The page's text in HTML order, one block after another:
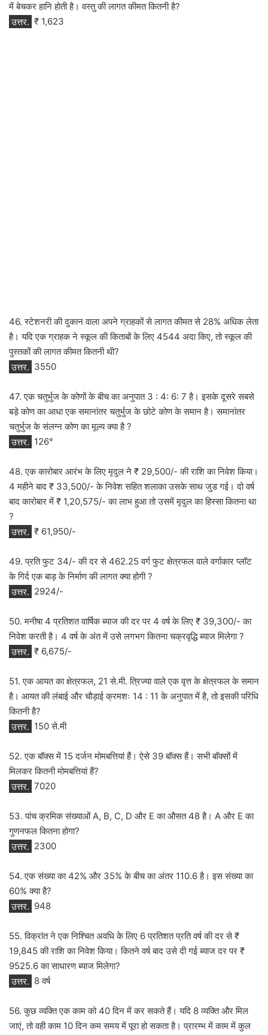
में बेचकर हानि होती है। वस्तु की लागत कीमत कितनी है?
उत्तर. ₹ 1,623
46. स्टेशनरी की दुकान वाला अपने ग्राहकों से लागत कीमत से 28% अधिक लेता
है। यदि एक ग्राहक ने स्कूल की किताबों के लिए 4544 अदा किए, तो स्कूल की
पुस्तकों की लागत कीमत कितनी थी?
उत्तर. 3550
47. एक चतुर्भुज के कोणों के बीच का अनुपात 3 : 4: 6: 7 है। इसके दूसरे सबसे
बड़े कोण का आधा एक समानांतर चतुर्भुज के छोटे कोण के समान है। समानांतर
चतुर्भुज के संलग्न कोण का मूल्य क्या है ?
उत्तर. 126°
48. एक कारोबार आरंभ के लिए मृदुल ने ₹ 29,500/- की राशि का निवेश किया।
4 महीने बाद ₹ 33,500/- के निवेश सहित शलाका उसके साथ जुड गई। दो वर्ष
बाद कारोबार में ₹ 1,20,575/- का लाभ हुआ तो उसमें मृदुल का हिस्सा कितना था
?
उत्तर. ₹ 61,950/-
49. प्रति फुट 34/- की दर से 462.25 वर्ग फुट क्षेत्रफल वाले वर्गाकार प्लॉट
के गिर्द एक बाड़ के निर्माण की लागत क्या होगी ?
उत्तर. 2924/-
50. मनीषा 4 प्रतिशत वार्षिक ब्याज की दर पर 4 वर्ष के लिए ₹ 39,300/- का
निवेश करती है। 4 वर्ष के अंत में उसे लगभग कितना चक्रवृद्धि ब्याज मिलेगा ?
उत्तर. ₹ 6,675/-
51. एक आयत का क्षेत्रफल, 21 से.मी. त्रिज्या वाले एक वृत्त के क्षेत्रफल के समान
है। आयत की लंबाई और चौड़ाई क्रमशः 14 : 11 के अनुपात में है, तो इसकी परिधि
कितनी है?
उत्तर. 150 से.मी
52. एक बॉक्स में 15 दर्जन मोमबत्तियां हैं। ऐसे 39 बॉक्स हैं। सभी बॉक्सों में
मिलकर कितनी मोमबत्तियां हैं?
उत्तर. 7020
53. पांच क्रमिक संख्याओं A, B, C, D और E का औसत 48 है। A और E का
गुणनफल कितना होगा?
उत्तर. 2300
54. एक संख्या का 42% और 35% के बीच का अंतर 110.6 है। इस संख्या का
60% क्या है?
उत्तर. 948
55. विक्रांत ने एक निश्चित अवधि के लिए 6 प्रतिशत प्रति वर्ष की दर से ₹
19,845 की राशि का निवेश किया। कितने वर्ष बाद उसे दी गई ब्याज दर पर ₹
9525.6 का साधारण ब्याज मिलेगा?
उत्तर. 8 वर्ष
56. कुछ व्यक्ति एक काम को 40 दिन में कर सकते हैं। यदि 8 व्यक्ति और मिल
जाएं, तो वही काम 10 दिन कम समय में पूरा हो सकता है। प्रारम्भ में काम में कुल